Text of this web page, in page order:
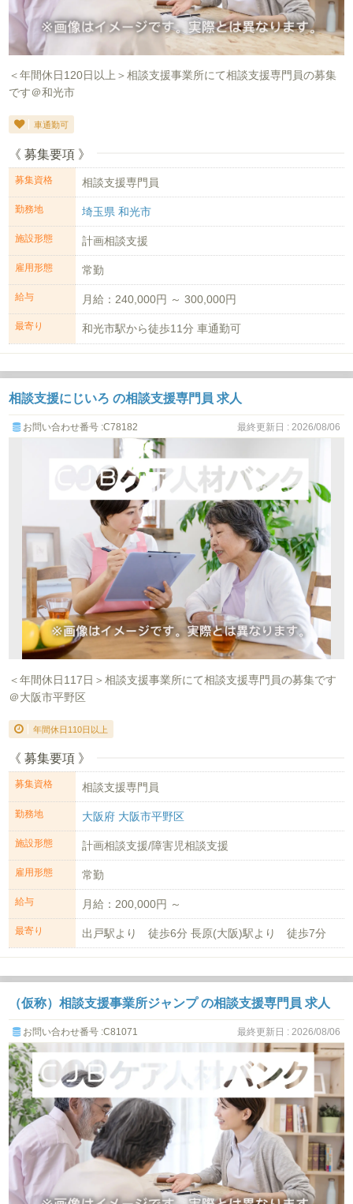
＜年間休日120日以上＞相談支援事業所にて相談支援専門員の募集
です＠和光市
車通勤可
《 募集要項 》
募集資格 相談支援専門員
勤務地 埼玉県 和光市
施設形態 計画相談支援
雇用形態 常勤
給与 月給：240,000円 ～ 300,000円
最寄り 和光市駅から徒歩11分 車通勤可
相談支援にじいろ の相談支援専門員 求人
お問い合わせ番号 :C78182 最終更新日 : 2026/08/06
＜年間休日117日＞相談支援事業所にて相談支援専門員の募集です
＠大阪市平野区
年間休日110日以上
《 募集要項 》
募集資格 相談支援専門員
勤務地 大阪府 大阪市平野区
施設形態 計画相談支援/障害児相談支援
雇用形態 常勤
給与 月給：200,000円 ～
最寄り 出戸駅より 徒歩6分 長原(大阪)駅より 徒歩7分
（仮称）相談支援事業所ジャンプ の相談支援専門員 求人
お問い合わせ番号 :C81071 最終更新日 : 2026/08/06